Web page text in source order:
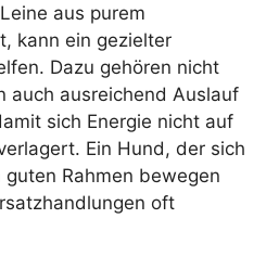
aus purem
kann ein gezielter
Dazu gehören nicht
auch ausreichend Auslauf
sich Energie nicht auf
Ein Hund, der sich
Rahmen bewegen
oft